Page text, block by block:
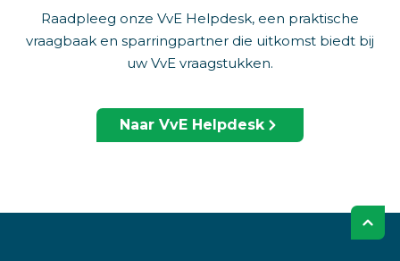
Raadpleeg onze VvE Helpdesk, een praktische
vraagbaak en sparringpartner die uitkomst biedt bij
uw VvE vraagstukken.
Naar VvE Helpdesk